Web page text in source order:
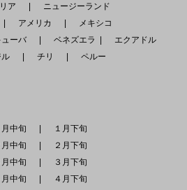
ア
ニュージーランド
アメリカ
メキシコ
ーバ ベネズエラ
エクアドル
ル チリ
ペルー
中旬
１月下旬
中旬
２月下旬
中旬
３月下旬
中旬
４月下旬